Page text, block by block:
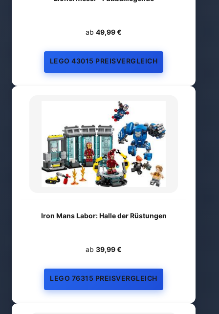
ab 49,99 €
LEGO 43015 PREISVERGLEICH
Iron Mans Labor: Halle der Rüstungen
ab 39,99 €
LEGO 76315 PREISVERGLEICH